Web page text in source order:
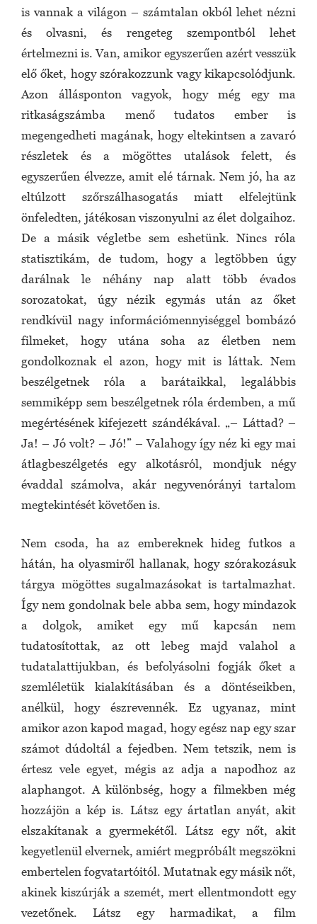
is vannak a világon – számtalan okból lehet nézni
és olvasni, és rengeteg szempontból lehet
értelmezni is. Van, amikor egyszerűen azért vesszük
elő őket, hogy szórakozzunk vagy kikapcsolódjunk.
Azon állásponton vagyok, hogy még egy ma
ritkaságszámba menő tudatos ember is
megengedheti magának, hogy eltekintsen a zavaró
részletek és a mögöttes utalások felett, és
egyszerűen élvezze, amit elé tárnak. Nem jó, ha az
eltúlzott szőrszálhasogatás miatt elfelejtünk
önfeledten, játékosan viszonyulni az élet dolgaihoz.
De a másik végletbe sem eshetünk. Nincs róla
statisztikám, de tudom, hogy a legtöbben úgy
darálnak le néhány nap alatt több évados
sorozatokat, úgy nézik egymás után az őket
rendkívül nagy információmennyiséggel bombázó
filmeket, hogy utána soha az életben nem
gondolkoznak el azon, hogy mit is láttak. Nem
beszélgetnek róla a barátaikkal, legalábbis
semmiképp sem beszélgetnek róla érdemben, a mű
megértésének kifejezett szándékával. „– Láttad? –
Ja! – Jó volt? – Jó!” – Valahogy így néz ki egy mai
átlagbeszélgetés egy alkotásról, mondjuk négy
évaddal számolva, akár negyvenórányi tartalom
megtekintését követően is.
Nem csoda, ha az embereknek hideg futkos a
hátán, ha olyasmiről hallanak, hogy szórakozásuk
tárgya mögöttes sugalmazásokat is tartalmazhat.
Így nem gondolnak bele abba sem, hogy mindazok
a dolgok, amiket egy mű kapcsán nem
tudatosítottak, az ott lebeg majd valahol a
tudatalattijukban, és befolyásolni fogják őket a
szemléletük kialakításában és a döntéseikben,
anélkül, hogy észrevennék. Ez ugyanaz, mint
amikor azon kapod magad, hogy egész nap egy szar
számot dúdoltál a fejedben. Nem tetszik, nem is
értesz vele egyet, mégis az adja a napodhoz az
alaphangot. A különbség, hogy a filmekben még
hozzájön a kép is. Látsz egy ártatlan anyát, akit
elszakítanak a gyermekétől. Látsz egy nőt, akit
kegyetlenül elvernek, amiért megpróbált megszökni
embertelen fogvatartóitól. Mutatnak egy másik nőt,
akinek kiszúrják a szemét, mert ellentmondott egy
vezetőnek. Látsz egy harmadikat, a film